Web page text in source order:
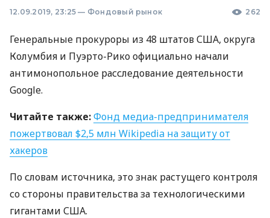
12.09.2019, 23:25 — Фондовый рынок 262
Генеральные прокуроры из 48 штатовСША, округа
Колумбия и Пуэрто-Рико официально начали
антимонопольное расследование деятельности
Google.
Читайте также:Фонд медиа-предпринимателя
пожертвовал $2,5 млн Wikipedia на защиту от
хакеров
По словам источника, это знак растущего контроля
со стороны правительства за технологическими
гигантами США.